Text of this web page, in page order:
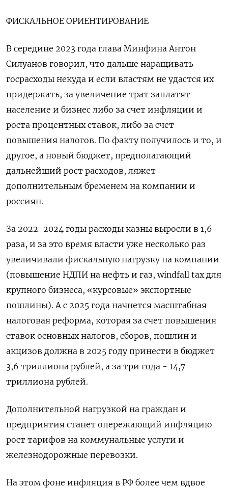
ФИСКАЛЬНОЕ ОРИЕНТИРОВАНИЕ
В середине 2023 года глава Минфина Антон
Силуанов говорил, что дальше наращивать
госрасходы некуда и если властям не удастся их
придержать, за увеличение трат заплатят
население и бизнес либо за счет инфляции и
роста процентных ставок, либо за счет
повышения налогов. По факту получилось и то, и
другое, а новый бюджет, предполагающий
дальнейший рост расходов, ляжет
дополнительным бременем на компании и
россиян.
За 2022-2024 годы расходы казны выросли в 1,6
раза, и за это время власти уже несколько раз
увеличивали фискальную нагрузку на компании
(повышение НДПИ на нефть и газ, windfall tax для
крупного бизнеса, «курсовые» экспортные
пошлины). А с 2025 года начнется масштабная
налоговая реформа, которая за счет повышения
ставок основных налогов, сборов, пошлин и
акцизов должна в 2025 году принести в бюджет
3,6 триллиона рублей, а за три года - 14,7
триллиона рублей.
Дополнительной нагрузкой на граждан и
предприятия станет опережающий инфляцию
рост тарифов на коммунальные услуги и
железнодорожные перевозки.
На этом фоне инфляция в РФ более чем вдвое